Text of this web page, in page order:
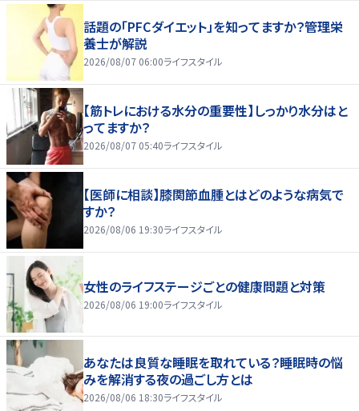
話題の「PFCダイエット」を知ってますか？管理栄
養士が解説
2026/08/07 06:00ライフスタイル
【筋トレにおける水分の重要性】しっかり水分はと
ってますか？
2026/08/07 05:40ライフスタイル
【医師に相談】膝関節血腫とはどのような病気で
すか？
2026/08/06 19:30ライフスタイル
女性のライフステージごとの健康問題と対策
2026/08/06 19:00ライフスタイル
あなたは良質な睡眠を取れている？睡眠時の悩
みを解消する夜の過ごし方とは
2026/08/06 18:30ライフスタイル